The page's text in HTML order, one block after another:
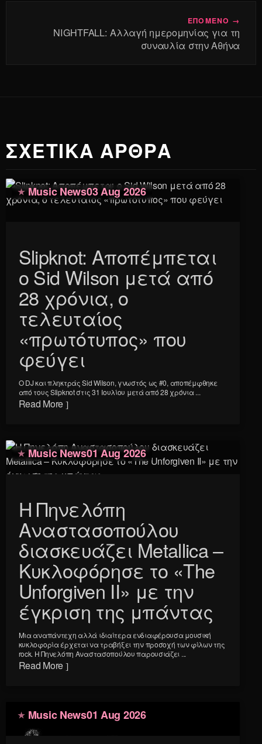
ΕΠΟΜΕΝΟ →
NIGHTFALL: Αλλαγή ημερομηνίας για τη
συναυλία στην Αθήνα
ΣΧΕΤΙΚΑ ΑΡΘΡΑ
Music News03 Aug 2026
Slipknot: Αποπέμπεται
ο Sid Wilson μετά από
28 χρόνια, ο
τελευταίος
«πρωτότυπος» που
φεύγει
Ο DJ και πληκτράς Sid Wilson, γνωστός ως #0, αποπέμφθηκε
από τους Slipknot στις 31 Ιουλίου μετά από 28 χρόνια ...
Read More
Music News01 Aug 2026
Η Πηνελόπη
Αναστασοπούλου
διασκευάζει Metallica –
Κυκλοφόρησε το «The
Unforgiven II» με την
έγκριση της μπάντας
Μια αναπάντεχη αλλά ιδιαίτερα ενδιαφέρουσα μουσική
κυκλοφορία έρχεται να τραβήξει την προσοχή των φίλων της
rock. Η Πηνελόπη Αναστασοπούλου παρουσιάζει ...
Read More
Music News01 Aug 2026